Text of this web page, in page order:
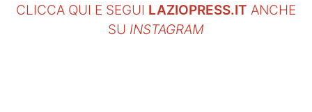
CLICCA QUI E SEGUI LAZIOPRESS.IT ANCHE
SU INSTAGRAM